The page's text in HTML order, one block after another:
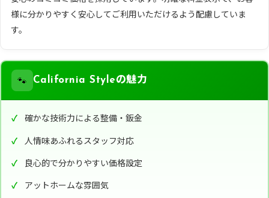
様に分かりやすく安心してご利用いただけるよう配慮していま
す。
🐾 California Styleの魅力
確かな技術力による整備・鈑金
人情味あふれるスタッフ対応
良心的で分かりやすい価格設定
アットホームな雰囲気